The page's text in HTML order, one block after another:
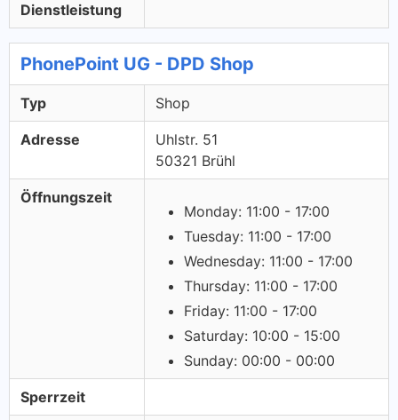
Dienstleistung
PhonePoint UG - DPD Shop
Typ Shop
Adresse
Uhlstr. 51
50321 Brühl
Öffnungszeit
Monday: 11:00 - 17:00
Tuesday: 11:00 - 17:00
Wednesday: 11:00 - 17:00
Thursday: 11:00 - 17:00
Friday: 11:00 - 17:00
Saturday: 10:00 - 15:00
Sunday: 00:00 - 00:00
Sperrzeit